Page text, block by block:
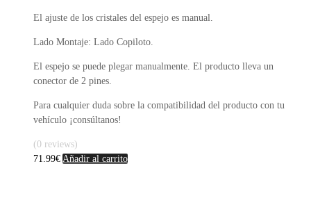
El ajuste de los cristales del espejo es manual.
Lado Montaje: Lado Copiloto.
El espejo se puede plegar manualmente. El producto lleva un
conector de 2 pines.
Para cualquier duda sobre la compatibilidad del producto con tu
vehículo ¡consúltanos!
(0 reviews)
71.99€ Añadir al carrito